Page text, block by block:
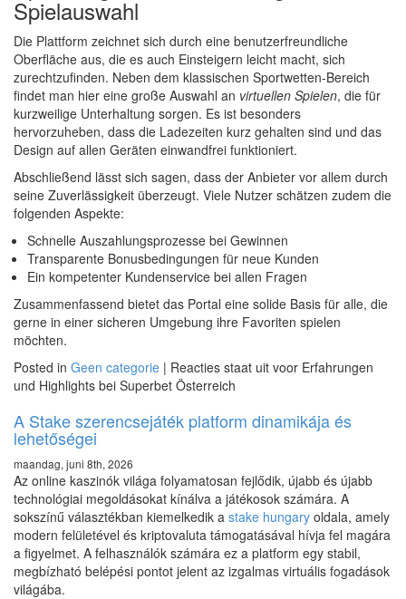
Spielauswahl
Die Plattform zeichnet sich durch eine benutzerfreundliche
Oberfläche aus, die es auch Einsteigern leicht macht, sich
zurechtzufinden. Neben dem klassischen Sportwetten-Bereich
findet man hier eine große Auswahl an virtuellen Spielen, die für
kurzweilige Unterhaltung sorgen. Es ist besonders
hervorzuheben, dass die Ladezeiten kurz gehalten sind und das
Design auf allen Geräten einwandfrei funktioniert.
Abschließend lässt sich sagen, dass der Anbieter vor allem durch
seine Zuverlässigkeit überzeugt. Viele Nutzer schätzen zudem die
folgenden Aspekte:
Schnelle Auszahlungsprozesse bei Gewinnen
Transparente Bonusbedingungen für neue Kunden
Ein kompetenter Kundenservice bei allen Fragen
Zusammenfassend bietet das Portal eine solide Basis für alle, die
gerne in einer sicheren Umgebung ihre Favoriten spielen
möchten.
Posted in Geen categorie | Reacties staat uit voor Erfahrungen
und Highlights bei Superbet Österreich
A Stake szerencsejáték platform dinamikája és
lehetőségei
maandag, juni 8th, 2026
Az online kaszinók világa folyamatosan fejlődik, újabb és újabb
technológiai megoldásokat kínálva a játékosok számára. A
sokszínű választékban kiemelkedik a stake hungary oldala, amely
modern felületével és kriptovaluta támogatásával hívja fel magára
a figyelmet. A felhasználók számára ez a platform egy stabil,
megbízható belépési pontot jelent az izgalmas virtuális fogadások
világába.